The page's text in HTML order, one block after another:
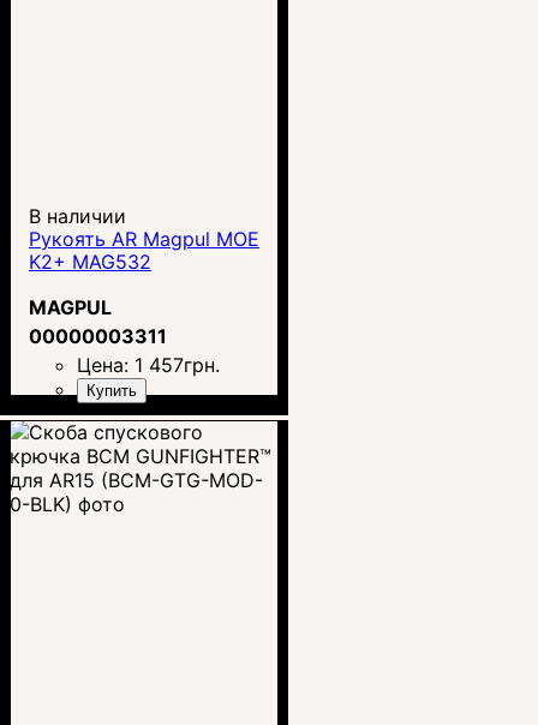
В наличии
Рукоять AR Magpul MOE
K2+ MAG532
MAGPUL
00000003311
Цена: 1 457грн.
Купить